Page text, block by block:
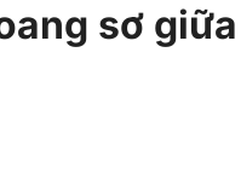
sơ giữa